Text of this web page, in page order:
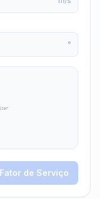
°
de Serviço